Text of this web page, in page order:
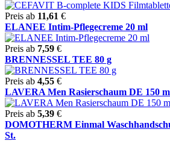
Preis ab 11,61 €
ELANEE Intim-Pflegecreme 20 ml
Preis ab 7,59 €
BRENNESSEL TEE 80 g
Preis ab 4,55 €
LAVERA Men Rasierschaum DE 150
Preis ab 5,39 €
DOMOTHERM Einmal
St.